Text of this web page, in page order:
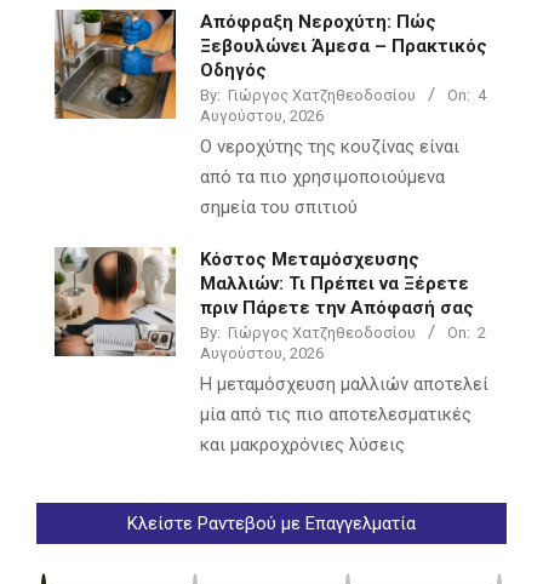
Απόφραξη Νεροχύτη: Πώς
Ξεβουλώνει Άμεσα – Πρακτικός
Οδηγός
By: Γιώργος Χατζηθεοδοσίου On: 4
Αυγούστου, 2026
Ο νεροχύτης της κουζίνας είναι
από τα πιο χρησιμοποιούμενα
σημεία του σπιτιού
Κόστος Μεταμόσχευσης
Μαλλιών: Τι Πρέπει να Ξέρετε
πριν Πάρετε την Απόφασή σας
By: Γιώργος Χατζηθεοδοσίου On: 2
Αυγούστου, 2026
Η μεταμόσχευση μαλλιών αποτελεί
μία από τις πιο αποτελεσματικές
και μακροχρόνιες λύσεις
Κλείστε Ραντεβού με Επαγγελματία